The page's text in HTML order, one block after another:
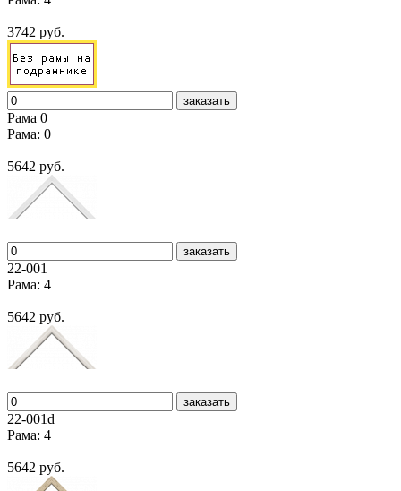
3742 руб.
заказать
Рама 0
Рама: 0
5642 руб.
заказать
22-001
Рама: 4
5642 руб.
заказать
22-001d
Рама: 4
5642 руб.